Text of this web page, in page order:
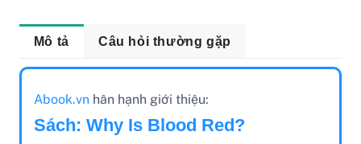
Mô tả Câu hỏi thường gặp
Abook.vnhân hạnh giới thiệu:
Sách: Why Is Blood Red?